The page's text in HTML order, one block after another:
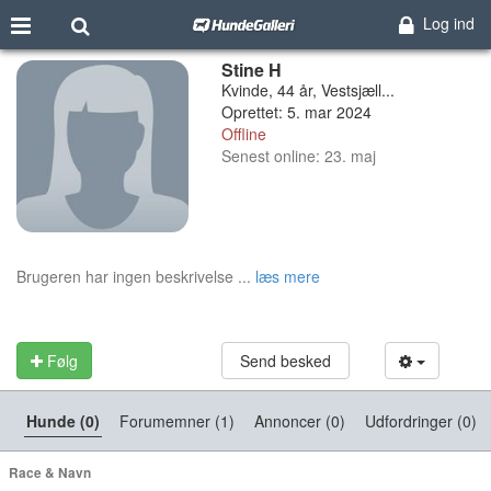
Log ind
Stine H
Kvinde, 44 år, Vestsjæll...
Oprettet: 5. mar 2024
Offline
Senest online: 23. maj
Brugeren har ingen beskrivelse ... læs mere
Følg Send besked
Hunde (0) Forumemner (1) Annoncer (0) Udfordringer (0)
Race & Navn